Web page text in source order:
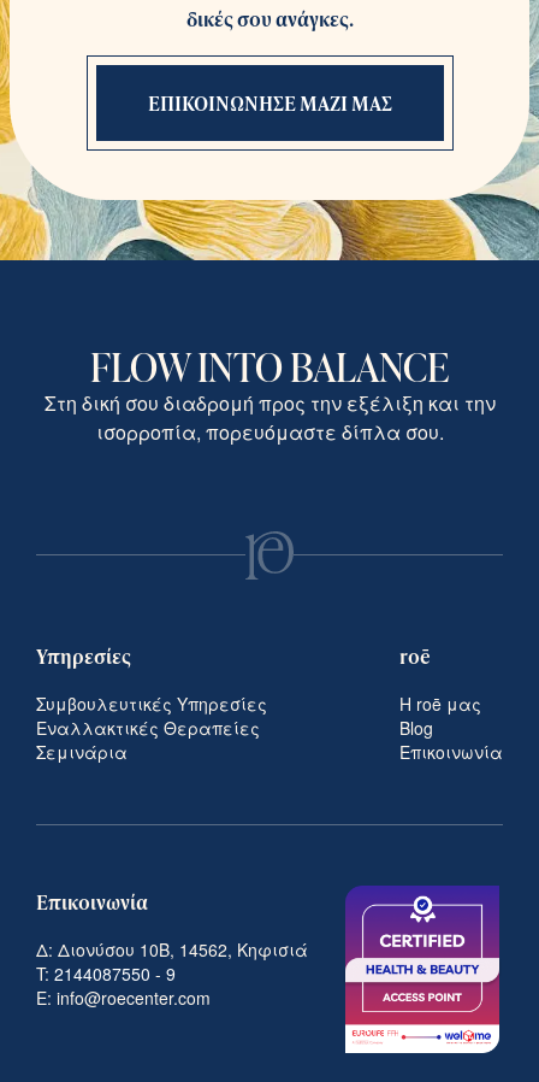
δικές σου ανάγκες.
ΕΠΙΚΟΙΝΩΝΗΣΕ ΜΑΖΙ ΜΑΣ
FLOW INTO BALANCE
Στη δική σου διαδρομή προς την εξέλιξη και την
ισορροπία, πορευόμαστε δίπλα σου.
Υπηρεσίες
Συμβουλευτικές Υπηρεσίες
Εναλλακτικές Θεραπείες
Σεμινάρια
roē
Η roē μας
Blog
Επικοινωνία
Επικοινωνία
Δ: Διονύσου 10Β, 14562, Κηφισιά
T: 2144087550 - 9
E: info@roecenter.com